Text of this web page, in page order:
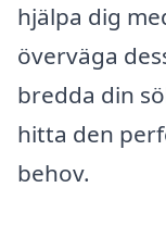
hjälpa dig
överväga
bredda din
hitta den
behov.